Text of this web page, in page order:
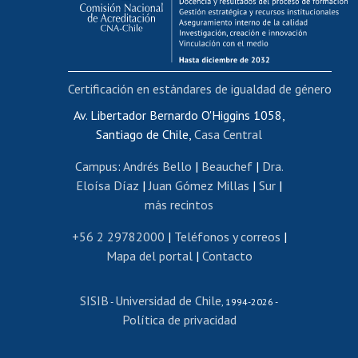
Funcionarias/os
Cursos internos de capacitación
Bienestar del personal
Portal de movilidad interna
Certificado de renta
Certificado de renta honorarios
Editar páginas blancas
Extranjeras/os
Revalidación y reconocimiento de títulos
Postulación al Programa de Movilidad Estudiantil
Cursos de español
Av. Libertador Bernardo O'Higgins 1058,
Santiago de Chile, Casa Central
Campus: Andrés Bello | Beauchef| Dra.
Eloísa Díaz | Juan Gómez Millas | Sur |
más recintos
+56 2 29782000 | Teléfonos y correos |
Mapa del portal| Contacto
SISIB - Universidad de Chile , 1994-2026 -
Política de privacidad
Certificación en estándares de igualdad de género